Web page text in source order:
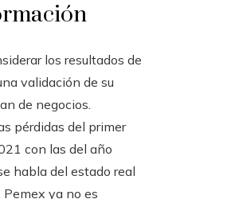
los resultados de
validación de su
de negocios.
pérdidas del primer
con las del año
habla del estado real
Pemex ya no es